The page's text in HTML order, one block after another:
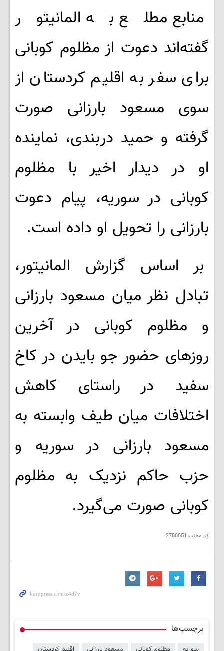
منابع مطلع به المانیتور
گفته‌اند دعوت از مظلوم کوبانی
برای سفر به اقلیم کردستان از
سوی مسعود بارزانی صورت
گرفته و حمید دربندی، نماینده
او در دیدار اخیر با مظلوم
کوبانی در سوریه، پیام دعوت
بارزانی را تحویل او داده است.
بر اساس گزارش المانیتور،
تبادل نظر میان مسعود بارزانی
و مظلوم کوبانی در آخرین
روزهای حضور جو بایدن در کاخ
سفید در راستای کاهش
اختلافات میان طیف وابسته به
مسعود بارزانی در سوریه و
حزب حاکم نزدیک به مظلوم
کوبانی صورت می‌گیرد.
کد مطلب 2780051
برچسب‌ها